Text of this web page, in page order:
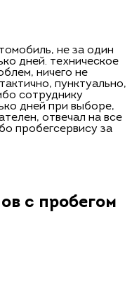
не за один
дней. техническое
ничего не
пунктуально,
сотруднику
дней при выборе,
отвечал на все
пробегсервису за
с пробегом